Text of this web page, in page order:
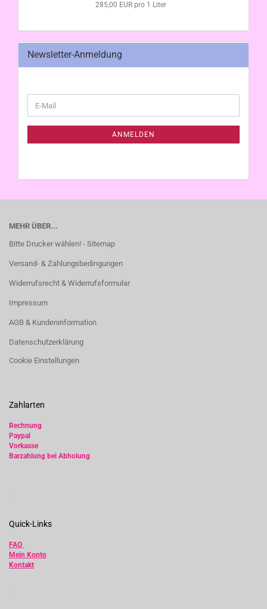
285,00 EUR pro 1 Liter
Newsletter-Anmeldung
ZUR
E-
Mail
ANMELDEN
MEHR ÜBER...
Bitte Drucker wählen! - Sitemap
Versand- & Zahlungsbedingungen
Widerrufsrecht & Widerrufsformular
Impressum
AGB & Kundeninformation
Datenschutzerklärung
Cookie Einstellungen
Zahlarten
Rechnung
Paypal
Vorkasse
Barzahlung bei Abholung
Quick-Links
FAQ
Mein Konto
Kontakt